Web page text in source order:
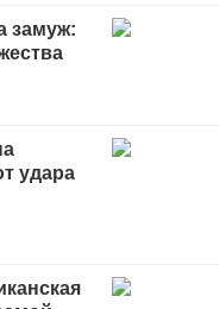
замуж:
удара